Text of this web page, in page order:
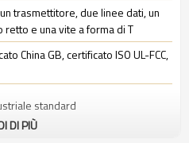
trasmettitore, due linee dati, un
retto e una vite a forma di T
China GB, certificato ISO UL-FCC,
standard
DI PIÙ